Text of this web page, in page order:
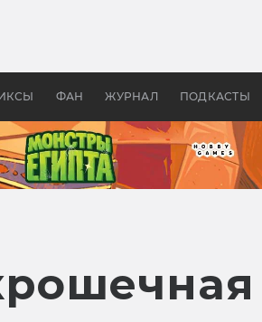
ФАН ЖУРНАЛ ПОДКАСТЫ
бы «Властелина колец»